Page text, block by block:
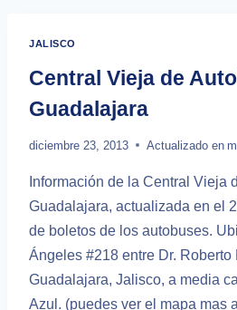
|
JALISCO
Central Vieja de
Guadalajara
diciembre 23, 2013 Actualizado en
Información de la Central Vieja
Guadalajara, actualizada en el
de boletos de los autobuses.
Ángeles #218 entre Dr. Roberto
Guadalajara, Jalisco, a media
Azul. (puedes ver el mapa